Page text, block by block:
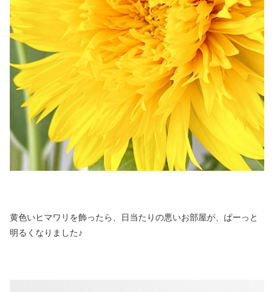
黄色いヒマワリを飾ったら、日当たりの悪いお部屋が、ぱーっと
明るくなりました♪